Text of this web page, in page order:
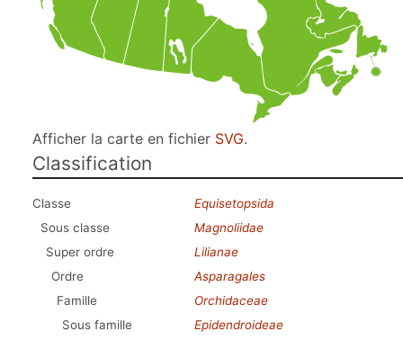
Afficher la carte en fichier SVG.
Classification
Classe
Equisetopsida
Sous classe
Magnoliidae
Super ordre
Lilianae
Ordre
Asparagales
Famille
Orchidaceae
Sous famille
Epidendroideae